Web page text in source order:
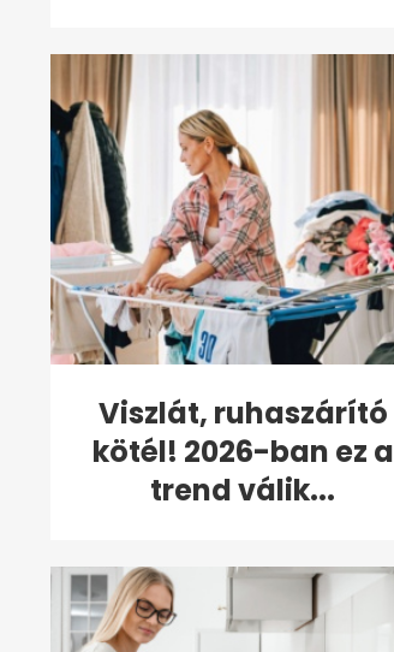
Viszlát, ruhaszárító
kötél! 2026-ban ez a
trend válik...